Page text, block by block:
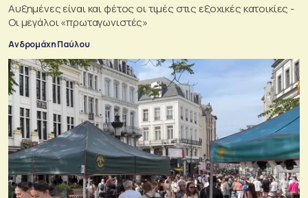
Αυξημένες είναι και φέτος οι τιμές στις εξοχικές κατοικίες -
Οι μεγάλοι «πρωταγωνιστές»
Ανδρομάχη Παύλου